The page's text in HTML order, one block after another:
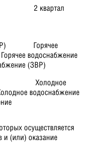
квартал
(ЗВР) Горячее
водоснабжение
(ЗВР)
Холодное
водоснабжение
осуществляется
и (или) оказание